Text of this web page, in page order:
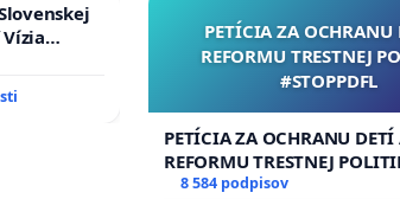
PETÍCIA ZA OCHRANU
REFORMU TRESTNEJ
#STOPPDFL
PETÍCIA ZA OCHRANU DETÍ
REFORMU TRESTNEJ
#STOPPDFL
8 584 podpisov